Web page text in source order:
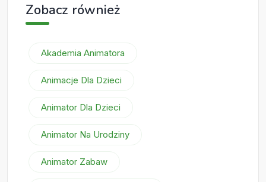
Zobacz również
Akademia Animatora
Animacje Dla Dzieci
Animator Dla Dzieci
Animator Na Urodziny
Animator Zabaw